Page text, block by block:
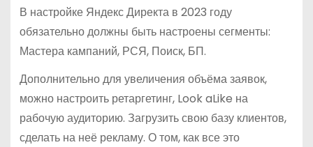
В настройке Яндекс Директа в 2023 году
обязательно должны быть настроены сегменты:
Мастера кампаний, РСЯ, Поиск, БП.
Дополнительно для увеличения объёма заявок,
можно настроить ретаргетинг, Look aLike на
рабочую аудиторию. Загрузить свою базу клиентов,
сделать на неё рекламу. О том, как все это